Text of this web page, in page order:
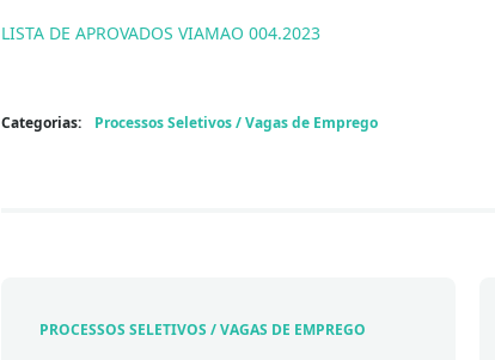
LISTA DE APROVADOS VIAMAO 004.2023
Categorias: Processos Seletivos / Vagas de Emprego
PROCESSOS SELETIVOS / VAGAS DE EMPREGO